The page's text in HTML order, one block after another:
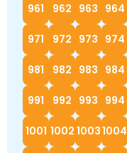
961 962 963 964
971 972 973 974
981 982 983 984
991 992 993 994
1001 1002 10031004